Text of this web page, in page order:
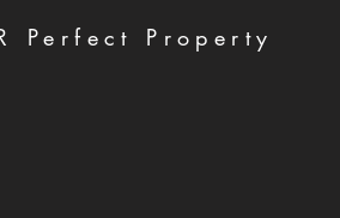
Perfect Property